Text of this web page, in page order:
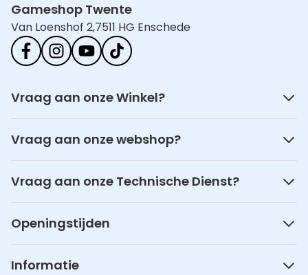
Gameshop Twente
Van Loenshof 2,7511 HG Enschede
Vraag aan onze Winkel?
Vraag aan onze webshop?
Vraag aan onze Technische Dienst?
Openingstijden
Informatie